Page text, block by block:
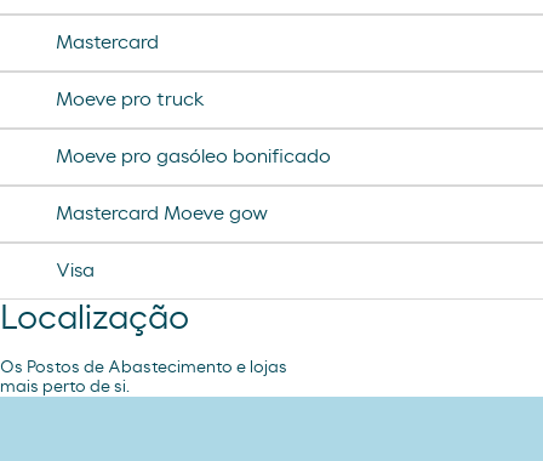
helado magnun
helado calippo
Mastercard
Moeve pro truck
Moeve pro gasóleo bonificado
Mastercard Moeve gow
Visa
Localização
Os Postos de Abastecimento e lojas
mais perto de si.